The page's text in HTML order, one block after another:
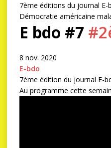
7ème éditions du journal
Démocratie américaine
E bdo #7
8 nov. 2020
E-bdo
7ème édition du journal E-
Au programme cette